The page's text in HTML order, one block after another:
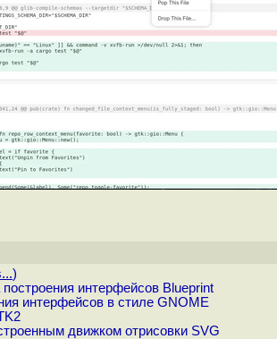
)
интерфейсов Blueprint
интерфейсов в стиле GNOME
движком отрисовки SVG